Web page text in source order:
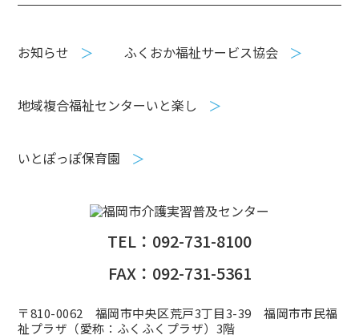
お知らせ ふくおか福祉サービス協会
地域複合福祉センターいと楽し
いとぽっぽ保育園
TEL：092-731-8100
FAX：092-731-5361
〒810-0062 福岡市中央区荒戸3丁目3-39 福岡市市民福
祉プラザ（愛称：ふくふくプラザ）3階